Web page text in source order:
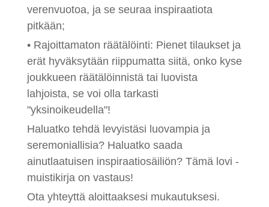
verenvuotoa, ja se seuraa inspiraatiota
pitkään;
• Rajoittamaton räätälöinti: Pienet tilaukset ja
erät hyväksytään riippumatta siitä, onko kyse
joukkueen räätälöinnistä tai luovista
lahjoista, se voi olla tarkasti
"yksinoikeudella"!
Haluatko tehdä levyistäsi luovampia ja
seremoniallisia? Haluatko saada
ainutlaatuisen inspiraatiosäiliön? Tämä lovi -
muistikirja on vastaus!
Ota yhteyttä aloittaaksesi mukautuksesi.